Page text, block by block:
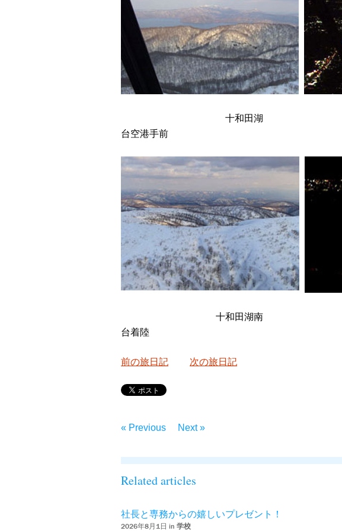
十和田
台空港手前
十和田
台着陸
前の旅日記 次の旅日記
« Previous Next »
Related articles
社長と専務からの嬉しいプレゼント！
2026年8月1日 in 学校